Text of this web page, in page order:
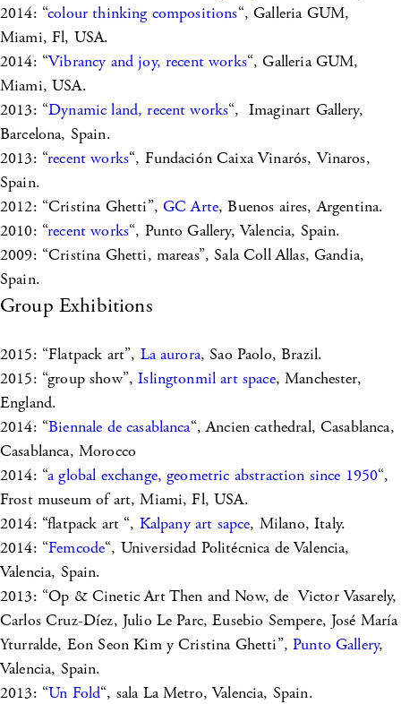
2014: “colour thinking compositions“, Galleria GUM,
Miami, Fl, USA.
2014: “Vibrancy and joy, recent works“, Galleria GUM,
Miami, USA.
2013: “Dynamic land, recent works“, Imaginart Gallery,
Barcelona, Spain.
2013: “recent works“, Fundación Caixa Vinarós, Vinaros,
Spain.
2012: “Cristina Ghetti”,GC Arte, Buenos aires, Argentina.
2010: “recent works“, Punto Gallery, Valencia, Spain.
2009: “Cristina Ghetti, mareas”, Sala Coll Allas, Gandia,
Spain.
Group Exhibitions
2015: “Flatpack art”, La aurora, Sao Paolo, Brazil.
2015: “group show”,Islingtonmil art space, Manchester,
England.
2014: “Biennale de casablanca“, Ancien cathedral, Casablanca,
Casablanca, Morocco
2014: “a global exchange, geometric abstraction since 1950“,
Frost museum of art, Miami, Fl, USA.
2014: “flatpack art “, Kalpany art sapce, Milano, Italy.
2014: “Femcode“, Universidad Politécnica de Valencia,
Valencia, Spain.
2013: “Op & Cinetic Art Then and Now, de Victor Vasarely,
Carlos Cruz-Díez, Julio Le Parc, Eusebio Sempere, José María
Yturralde, Eon Seon Kim y Cristina Ghetti”,Punto Gallery,
Valencia, Spain.
2013: “Un Fold“, sala La Metro, Valencia, Spain.